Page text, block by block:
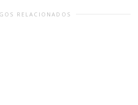
RELACIONADOS